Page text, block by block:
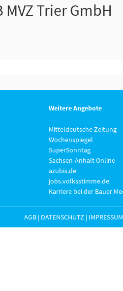
MVZ Trier GmbH
Weitere Angebote
Mitteldeutsche Zeitung
Wochenspiegel
SuperSonntag
Sachsen-Anhalt Online
azubis.de
jobs.volksstimme.de
Karriere bei der Bauer
AGB | DATENSCHUTZ | IMPRESSUM